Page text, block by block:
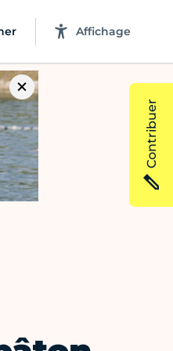
Affichage
Contribuer